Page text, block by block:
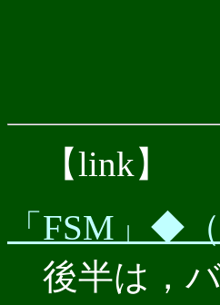
【link】
「FSM」◆
後半は，